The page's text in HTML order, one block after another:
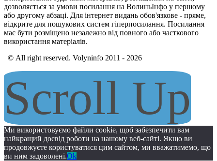
дозволяється за умови посилання на ВолиньІнфо у першому
або другому абзаці. Для інтернет видань обов'язкове - пряме,
відкрите для пошукових систем гіперпосилання. Посилання
має бути розміщено незалежно від повного або часткового
використання матеріалів.
© All right reserved. Volyninfo 2011 - 2026
Scroll Up
Ми використовуємо файли cookie, щоб забезпечити вам
найкращий досвід роботи на нашому веб-сайті. Якщо ви
продовжуєте користуватися цим сайтом, ми вважатимемо, що
ви ним задоволені.Ok